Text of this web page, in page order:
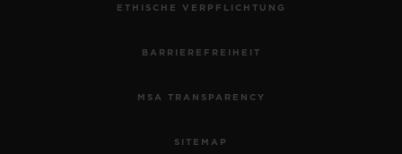
ETHISCHE VERPFLICHTUNG
BARRIEREFREIHEIT
MSA TRANSPARENCY
SITEMAP